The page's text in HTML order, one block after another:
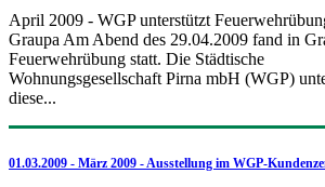
April 2009 - WGP unterstützt
Graupa Am Abend des 29.04.2009 fand in
Feuerwehrübung statt. Die Städtische
Wohnungsgesellschaft Pirna mbH (WGP)
diese...
01.03.2009 - März 2009 - Ausstellung im WGP-